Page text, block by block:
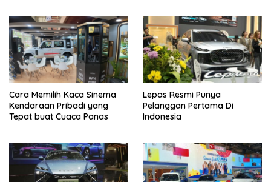
Cara Memilih Kaca Sinema
Kendaraan Pribadi yang
Tepat buat Cuaca Panas
Lepas Resmi Punya
Pelanggan Pertama Di
Indonesia